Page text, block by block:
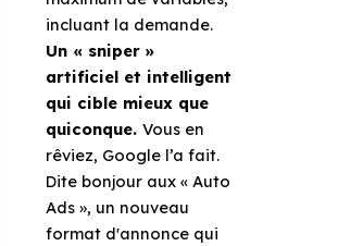
incluant la demande.
Un « sniper »
artificiel et intelligent
qui cible mieux que
quiconque.Vous en
rêviez, Google l’a fait.
Dite bonjour aux « Auto
Ads », un nouveau
format d'annonce qui